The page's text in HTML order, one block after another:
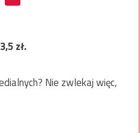
zł.
Nie zwlekaj więc,